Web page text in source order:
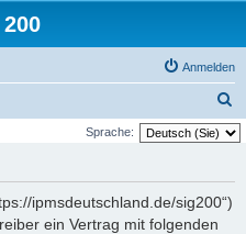
Anmelden
u
Sprache:
ipmsdeutschland.de/sig200“)
ein Vertrag mit folgenden